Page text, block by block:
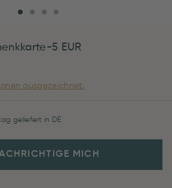
5 EUR
ausgezeichnet.
geliefert in DE
MICH